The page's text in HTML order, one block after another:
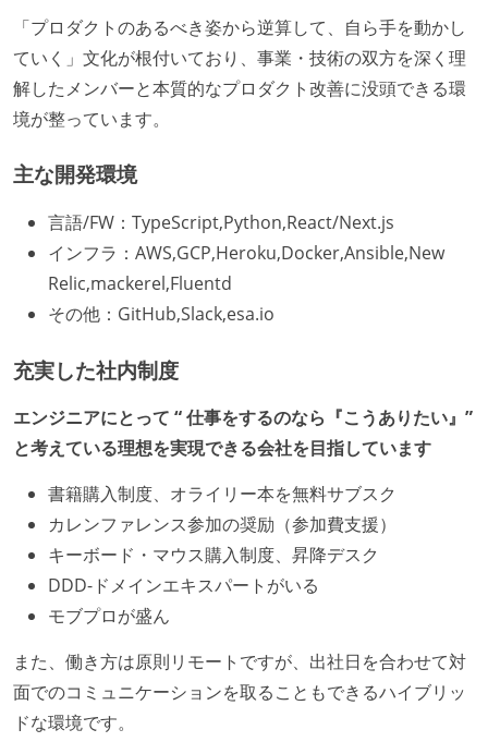
「プロダクトのあるべき姿から逆算して、自ら手を動かし
ていく」文化が根付いており、事業・技術の双方を深く理
解したメンバーと本質的なプロダクト改善に没頭できる環
境が整っています。
主な開発環境
言語/FW：TypeScript,Python,React/Next.js
インフラ：AWS,GCP,Heroku,Docker,Ansible,New
Relic,mackerel,Fluentd
その他：GitHub,Slack,esa.io
充実した社内制度
エンジニアにとって “ 仕事をするのなら『こうありたい』”
と考えている理想を実現できる会社を目指しています
書籍購入制度、オライリー本を無料サブスク
カレンファレンス参加の奨励（参加費支援）
キーボード・マウス購入制度、昇降デスク
DDD-ドメインエキスパートがいる
モブプロが盛ん
また、働き方は原則リモートですが、出社日を合わせて対
面でのコミュニケーションを取ることもできるハイブリッ
ドな環境です。